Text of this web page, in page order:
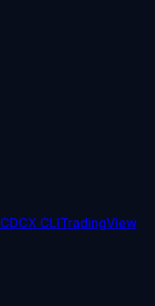
CDCX CLITradingView